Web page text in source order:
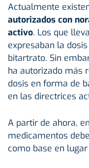
Actualmente
autorizados con
activo. Los que
expresaban la
bitartrato. Sin
ha autorizado más
dosis en forma de
en las directrices
A partir de ahora,
medicamentos
como base en